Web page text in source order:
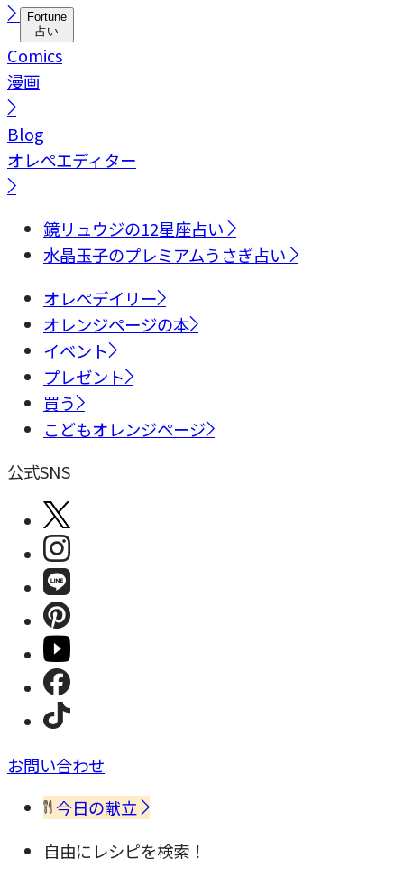
Fortune
占い
Comics
漫画
Blog
オレペエディター
鏡リュウジの12星座占い
水晶玉子のプレミアムうさぎ占い
オレペデイリー
オレンジページの本
イベント
プレゼント
買う
こどもオレンジページ
公式SNS
お問い合わせ
今日の献立
自由にレシピを検索！